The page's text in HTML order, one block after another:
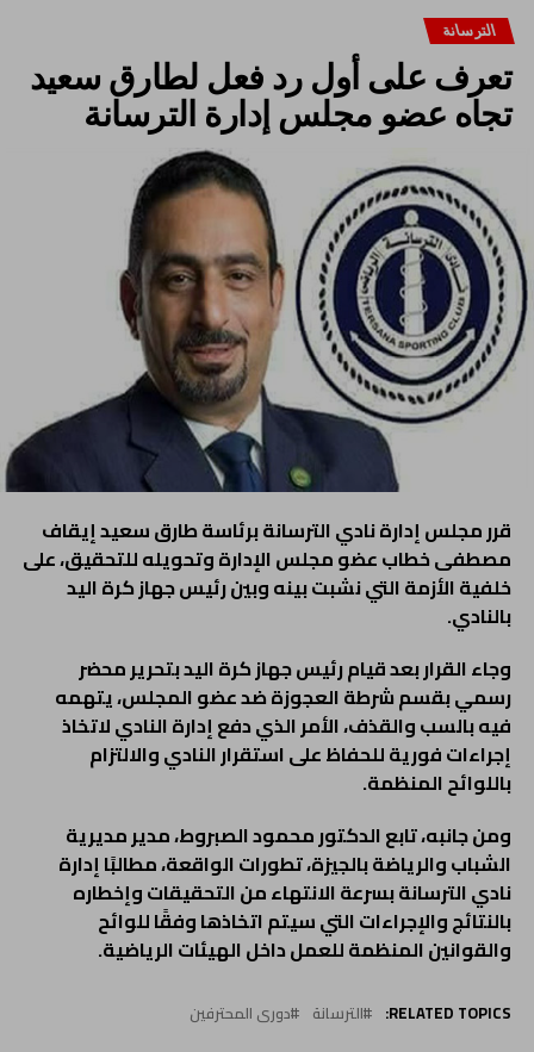
الترسانة
تعرف على أول رد فعل لطارق سعيد
تجاه عضو مجلس إدارة الترسانة
قرر مجلس إدارة نادي الترسانة برئاسة طارق سعيد إيقاف
مصطفى خطاب عضو مجلس الإدارة وتحويله للتحقيق، على
خلفية الأزمة التي نشبت بينه وبين رئيس جهاز كرة اليد
بالنادي.
وجاء القرار بعد قيام رئيس جهاز كرة اليد بتحرير محضر
رسمي بقسم شرطة العجوزة ضد عضو المجلس، يتهمه
فيه بالسب والقذف، الأمر الذي دفع إدارة النادي لاتخاذ
إجراءات فورية للحفاظ على استقرار النادي والالتزام
باللوائح المنظمة.
ومن جانبه، تابع الدكتور محمود الصبروط، مدير مديرية
الشباب والرياضة بالجيزة، تطورات الواقعة، مطالبًا إدارة
نادي الترسانة بسرعة الانتهاء من التحقيقات وإخطاره
بالنتائج والإجراءات التي سيتم اتخاذها وفقًا للوائح
والقوانين المنظمة للعمل داخل الهيئات الرياضية.
RELATED TOPICS: الترسانة دورى المحترفين